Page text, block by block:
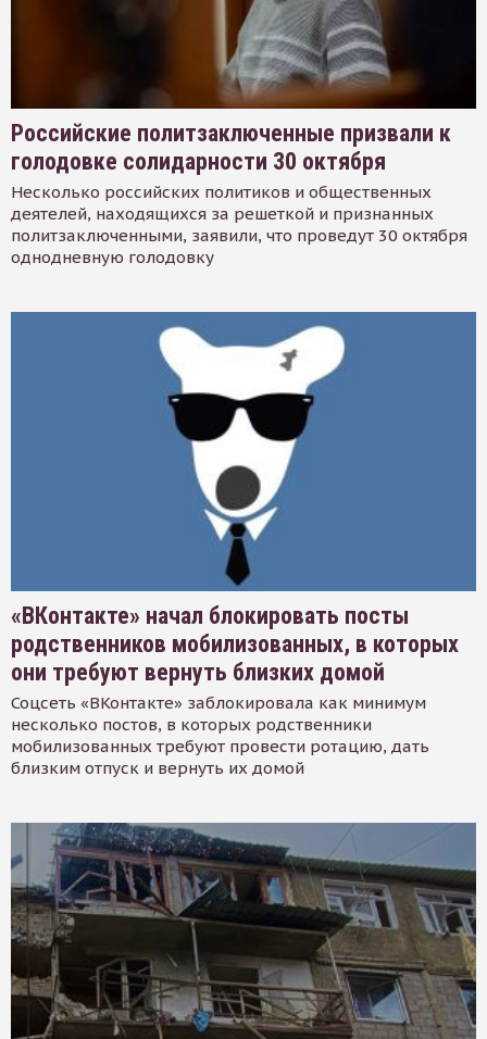
Российские политзаключенные призвали к
голодовке солидарности 30 октября
Несколько российских политиков и общественных
деятелей, находящихся за решеткой и признанных
политзаключенными, заявили, что проведут 30 октября
однодневную голодовку
«ВКонтакте» начал блокировать посты
родственников мобилизованных, в которых
они требуют вернуть близких домой
Соцсеть «ВКонтакте» заблокировала как минимум
несколько постов, в которых родственники
мобилизованных требуют провести ротацию, дать
близким отпуск и вернуть их домой